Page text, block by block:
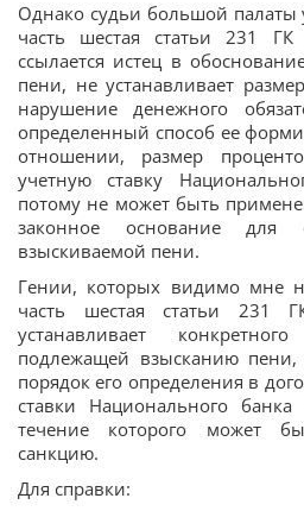
Однако судьи большой палаты
часть шестая статьи 231
ссылается истец в
пени, не устанавливает
нарушение денежного
определенный способ ее
отношении, размер
учетную ставку
потому не может быть
законное основание для
взыскиваемой пени.
Гении, которых видимо мне
часть шестая статьи 231
устанавливает
подлежащей взысканию пени,
порядок его определения в
ставки Национального
течение которого может
санкцию.
Для справки: